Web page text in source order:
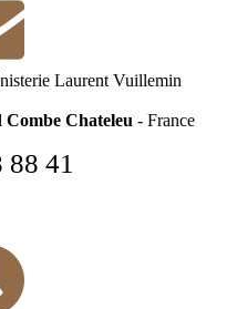
Laurent Vuillemin
Combe Chateleu - France
88 41